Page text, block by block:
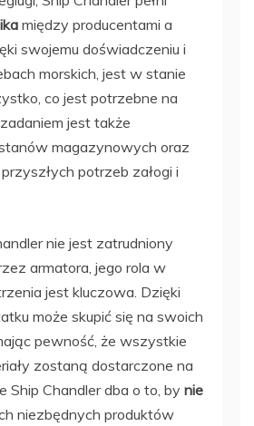
między producentami a
swojemu doświadczeniu i
morskich, jest w stanie
co jest potrzebne na
jest także
magazynowych oraz
potrzeb załogi i
nie jest zatrudniony
armatora, jego rola w
jest kluczowa. Dzięki
może skupić się na swoich
pewność, że wszystkie
zostaną dostarczone na
Ship Chandler dba o to, by nie
niezbędnych produktów